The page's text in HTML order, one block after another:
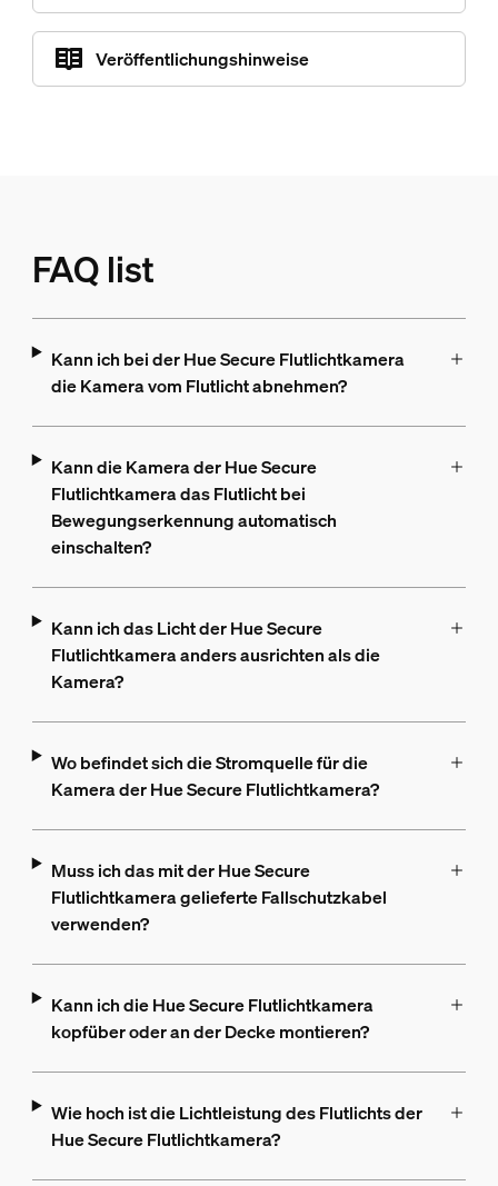
Veröffentlichungshinweise
FAQ list
Kann ich bei der Hue Secure Flutlichtkamera
die Kamera vom Flutlicht abnehmen?
Kann die Kamera der Hue Secure
Flutlichtkamera das Flutlicht bei
Bewegungserkennung automatisch
einschalten?
Kann ich das Licht der Hue Secure
Flutlichtkamera anders ausrichten als die
Kamera?
Wo befindet sich die Stromquelle für die
Kamera der Hue Secure Flutlichtkamera?
Muss ich das mit der Hue Secure
Flutlichtkamera gelieferte Fallschutzkabel
verwenden?
Kann ich die Hue Secure Flutlichtkamera
kopfüber oder an der Decke montieren?
Wie hoch ist die Lichtleistung des Flutlichts der
Hue Secure Flutlichtkamera?